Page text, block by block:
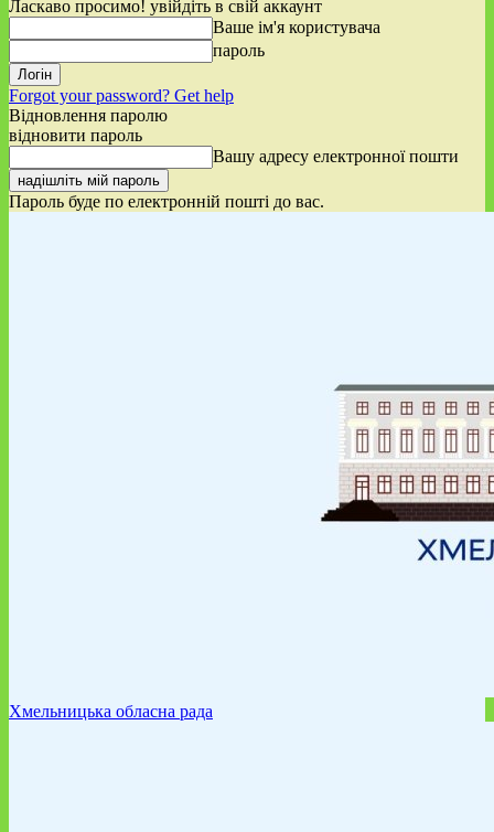
Ласкаво просимо! увійдіть в свій аккаунт
Ваше ім'я користувача
пароль
Forgot your password? Get help
Відновлення паролю
відновити пароль
Вашу адресу електронної пошти
Пароль буде по електронній пошті до вас.
Хмельницька обласна рада